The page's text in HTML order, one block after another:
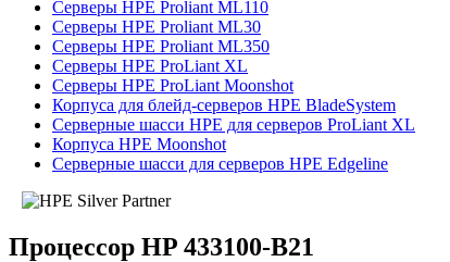
Серверы HPE Proliant ML110
Серверы HPE Proliant ML30
Серверы HPE Proliant ML350
Серверы HPE ProLiant XL
Серверы HPE ProLiant Moonshot
Корпуса для блейд-серверов HPE BladeSystem
Серверные шасси HPE для серверов ProLiant XL
Корпуса HPE Moonshot
Серверные шасси для серверов HPE Edgeline
Процессор HP 433100-B21